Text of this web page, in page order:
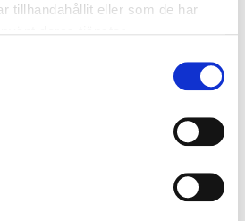
tillhandahållit eller som de har
övre och undre